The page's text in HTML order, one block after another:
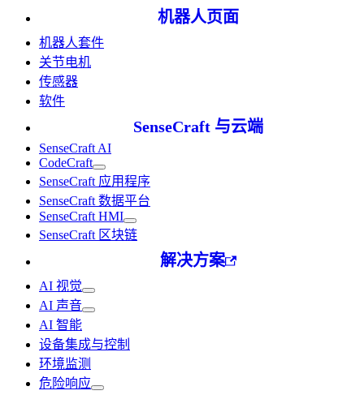
机器人页面
机器人套件
关节电机
传感器
软件
SenseCraft 与云端
SenseCraft AI
CodeCraft
SenseCraft 应用程序
SenseCraft 数据平台
SenseCraft HMI
SenseCraft 区块链
解决方案
AI 视觉
AI 声音
AI 智能
设备集成与控制
环境监测
危险响应